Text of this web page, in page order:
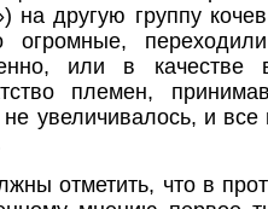
на другую группу
огромные,
или в качестве
племен,
не увеличивалось, и
отметить, что в